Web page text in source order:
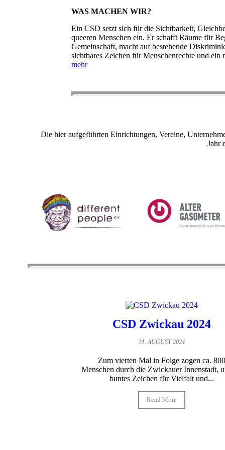
WAS MACHEN WIR?
Ein CSD setzt sich für die Sichtbarkeit,
queeren Menschen ein. Er schafft Räume für
Gemeinschaft, macht auf bestehende
sichtbares Zeichen für Menschenrechte und ein
mehr
Die hier aufgeführten Einrichtungen, Vereine,
Jahr
CSD Zwickau 2024
31. AUGUST 2024
Zum vierten Mal in Folge zogen ca. 800
Menschen durch die Zwickauer Innenstadt,
buntes Zeichen für Vielfalt und...
Read More